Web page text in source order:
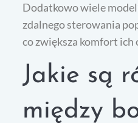
Dodatkowo wiele
zdalnego sterowania
co zwiększa komfort ich
Jakie są
między